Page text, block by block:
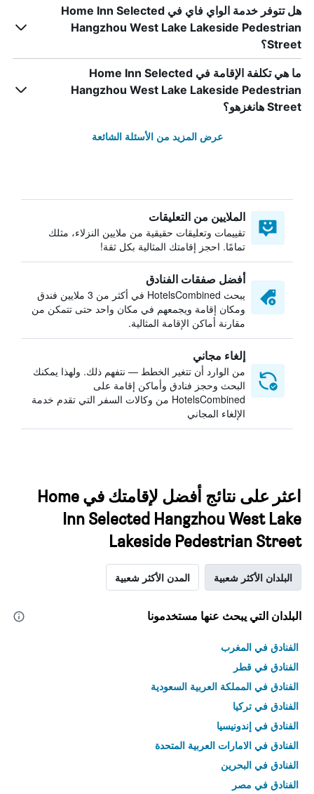
هل تتوفر خدمة الواي فاي في Home Inn Selected
Hangzhou West Lake Lakeside Pedestrian
Street؟
ما هي تكلفة الإقامة في Home Inn Selected
Hangzhou West Lake Lakeside Pedestrian
Street هانغزهو؟
عرض المزيد من الأسئلة الشائعة
الملايين من التعليقات
تقييمات وتعليقات حقيقية من ملايين النزلاء، مثلك
تمامًا. احجز إقامتك المثالية بكل ثقة!
أفضل صفقات الفنادق
يبحث HotelsCombined في أكثر من 3 ملايين فندق
ومكان إقامة ويجمعهم في مكان واحد حتى تتمكن من
مقارنة أماكن الإقامة المثالية.
إلغاء مجاني
من الوارد أن تتغير الخطط — نتفهم ذلك. ولهذا يمكنك
البحث وحجز فنادق وأماكن إقامة على
HotelsCombined من وكالات السفر التي تقدم خدمة
الإلغاء المجاني
اعثر على نتائج أفضل لإقامتك في Home
Inn Selected Hangzhou West Lake
Lakeside Pedestrian Street
البلدان الأكثر شعبية المدن الأكثر شعبية
البلدان التي يبحث عنها مستخدمونا
الفنادق في المغرب
الفنادق في قطر
الفنادق في المملكة العربية السعودية
الفنادق في تركيا
الفنادق في إندونيسيا
الفنادق في الامارات العربية المتحدة
الفنادق في البحرين
الفنادق في مصر